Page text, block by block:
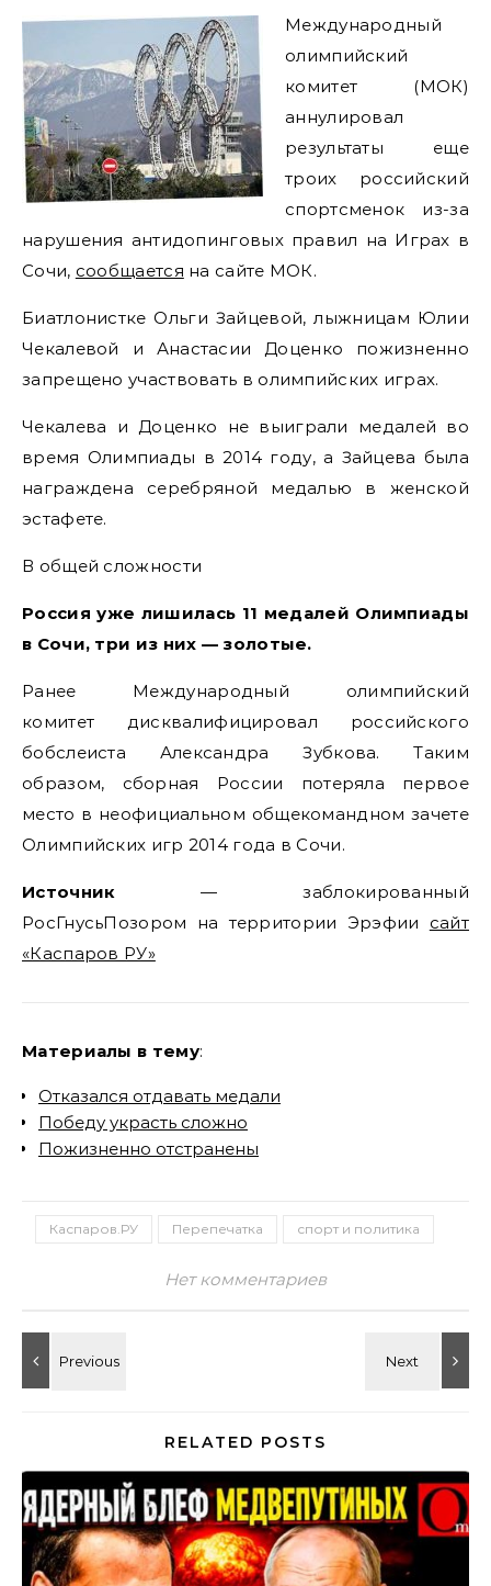
Международный
олимпийский
комитет (МОК)
аннулировал
результаты еще
троих российский
спортсменок из-за
нарушения антидопинговых правил на Играх в
Сочи, сообщается на сайте МОК.
Биатлонистке Ольги Зайцевой, лыжницам Юлии
Чекалевой и Анастасии Доценко пожизненно
запрещено участвовать в олимпийских играх.
Чекалева и Доценко не выиграли медалей во
время Олимпиады в 2014 году, а Зайцева была
награждена серебряной медалью в женской
эстафете.
В общей сложности
Россия уже лишилась 11 медалей Олимпиады
в Сочи, три из них — золотые.
Ранее Международный олимпийский
комитет дисквалифицировал российского
бобслеиста Александра Зубкова. Таким
образом, сборная России потеряла первое
место в неофициальном общекомандном зачете
Олимпийских игр 2014 года в Сочи.
Источник — заблокированный
РосГнусьПозором на территории Эрэфии сайт
«Каспаров РУ»
Материалы в тему:
Отказался отдавать медали
Победу украсть сложно
Пожизненно отстранены
Каспаров.РУ Перепечатка спорт и политика
Нет комментариев
RELATED POSTS